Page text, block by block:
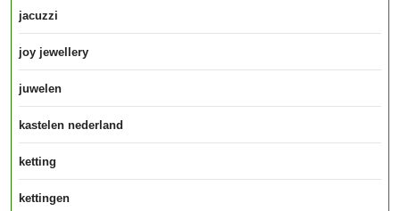
jacuzzi
joy jewellery
juwelen
kastelen nederland
ketting
kettingen